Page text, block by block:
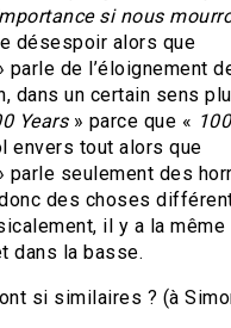
si nous
désespoir alors que
parle de l’éloignement
dans un certain sens
Years» parce que «
envers tout alors que
parle seulement des
des choses
il y a la
dans la basse.
si similaires ? (à